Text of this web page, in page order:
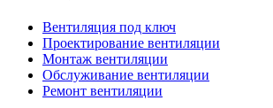
Вентиляция под ключ
Проектирование вентиляции
Монтаж вентиляции
Обслуживание вентиляции
Ремонт вентиляции